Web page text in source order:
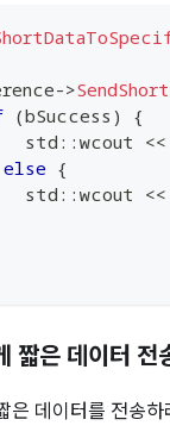
->
(bSuccess )
{
std
:: wcout <<
else {
std
:: wcout <<
짧은 데이터 전
은 데이터를 전송하